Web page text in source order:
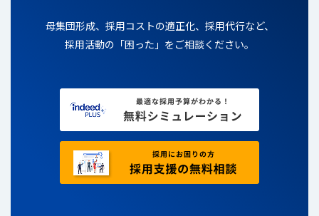
母集団形成、採用コストの適正化、採用代行など、
採用活動の「困った」をご相談ください。